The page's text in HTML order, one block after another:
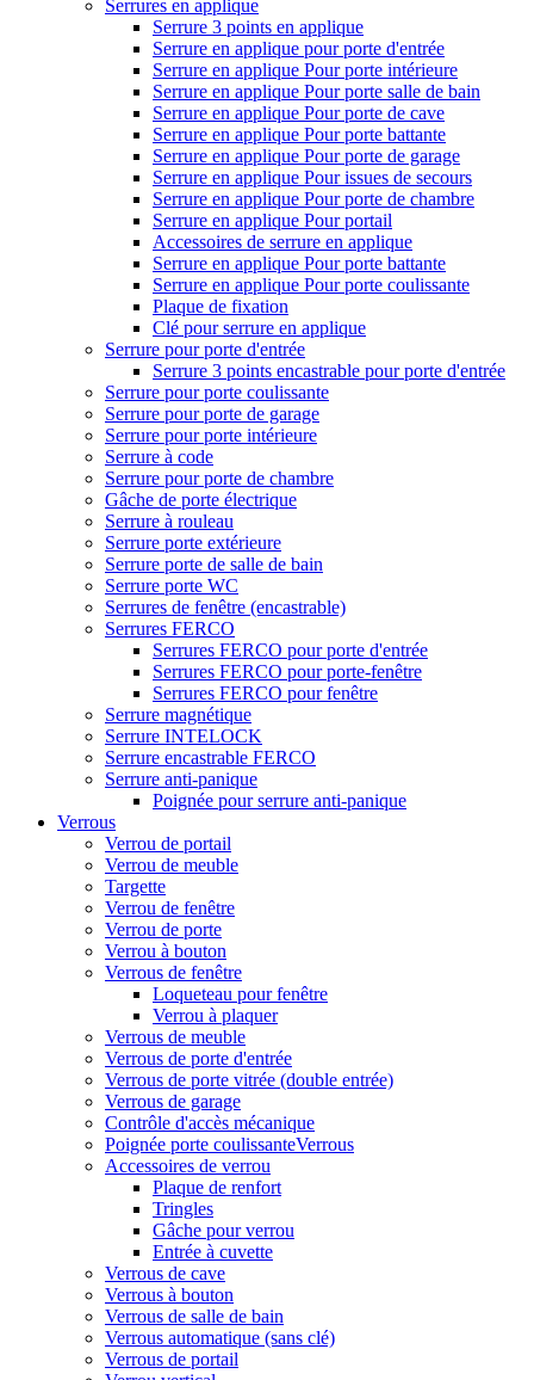
Serrures en applique
Serrure 3 points en applique
Serrure en applique pour porte d'entrée
Serrure en applique Pour porte intérieure
Serrure en applique Pour porte salle de bain
Serrure en applique Pour porte de cave
Serrure en applique Pour porte battante
Serrure en applique Pour porte de garage
Serrure en applique Pour issues de secours
Serrure en applique Pour porte de chambre
Serrure en applique Pour portail
Accessoires de serrure en applique
Serrure en applique Pour porte battante
Serrure en applique Pour porte coulissante
Plaque de fixation
Clé pour serrure en applique
Serrure pour porte d'entrée
Serrure 3 points encastrable pour porte d'entrée
Serrure pour porte coulissante
Serrure pour porte de garage
Serrure pour porte intérieure
Serrure à code
Serrure pour porte de chambre
Gâche de porte électrique
Serrure à rouleau
Serrure porte extérieure
Serrure porte de salle de bain
Serrure porte WC
Serrures de fenêtre (encastrable)
Serrures FERCO
Serrures FERCO pour porte d'entrée
Serrures FERCO pour porte-fenêtre
Serrures FERCO pour fenêtre
Serrure magnétique
Serrure INTELOCK
Serrure encastrable FERCO
Serrure anti-panique
Poignée pour serrure anti-panique
Verrous
Verrou de portail
Verrou de meuble
Targette
Verrou de fenêtre
Verrou de porte
Verrou à bouton
Verrous de fenêtre
Loqueteau pour fenêtre
Verrou à plaquer
Verrous de meuble
Verrous de porte d'entrée
Verrous de porte vitrée (double entrée)
Verrous de garage
Contrôle d'accès mécanique
Poignée porte coulissanteVerrous
Accessoires de verrou
Plaque de renfort
Tringles
Gâche pour verrou
Entrée à cuvette
Verrous de cave
Verrous à bouton
Verrous de salle de bain
Verrous automatique (sans clé)
Verrous de portail